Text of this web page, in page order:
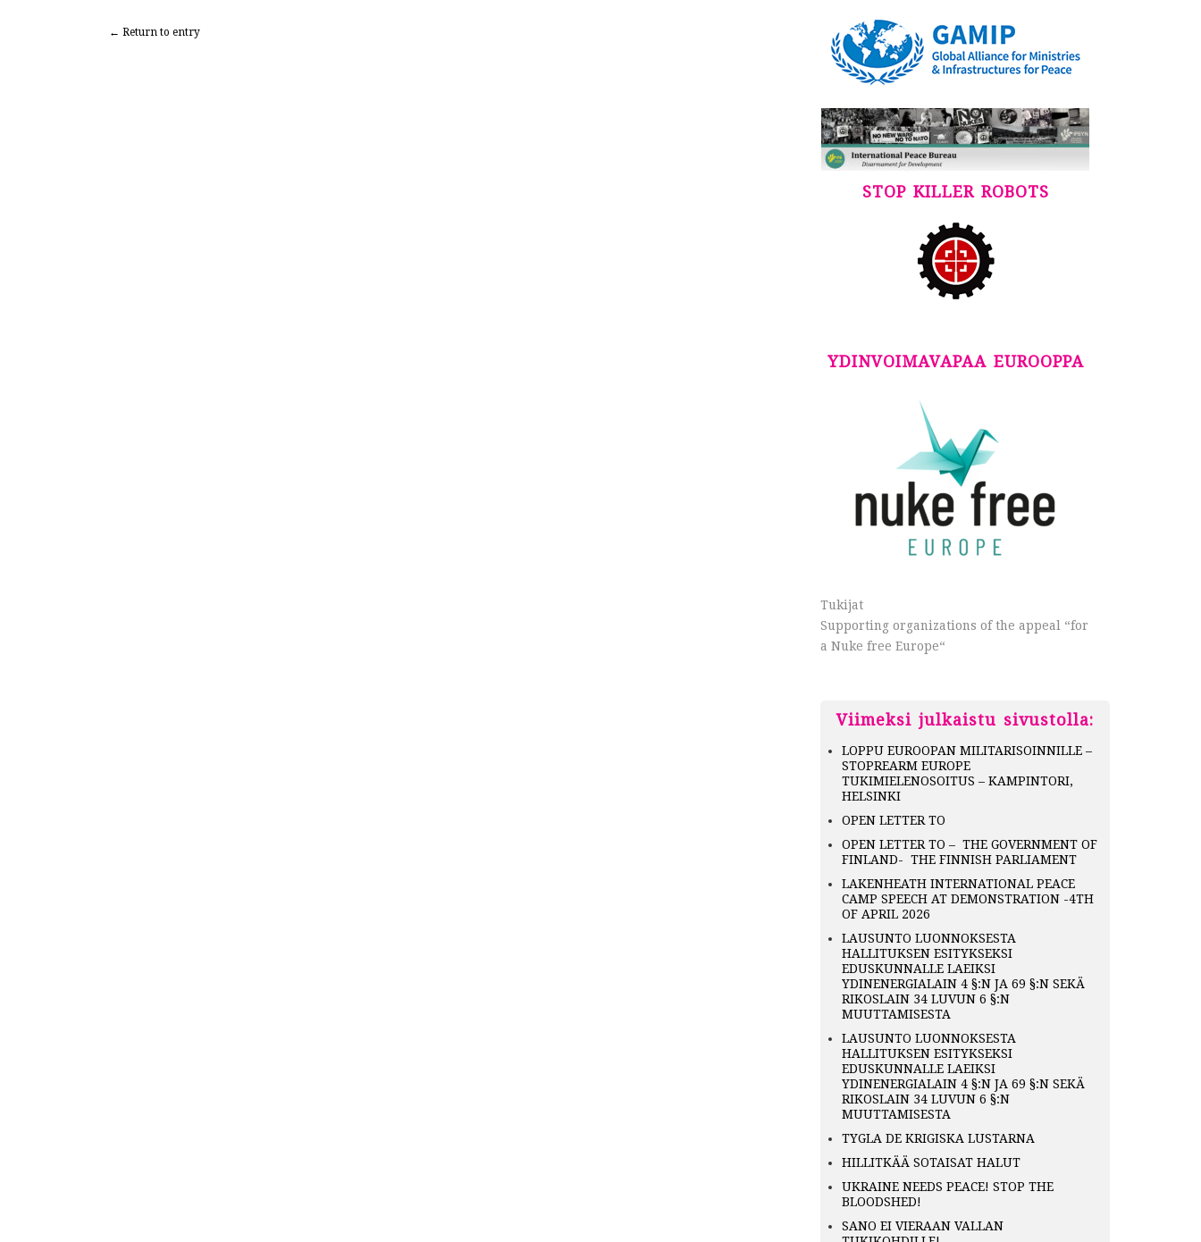
← Return to entry
STOP KILLER ROBOTS
YDINVOIMAVAPAA EUROOPPA
Tukijat
Supporting organizations of the appeal “for
a Nuke free Europe“
Viimeksi julkaistu sivustolla:
LOPPU EUROOPAN MILITARISOINNILLE –
STOPREARM EUROPE
TUKIMIELENOSOITUS – KAMPINTORI,
HELSINKI
OPEN LETTER TO
OPEN LETTER TO – THE GOVERNMENT OF
FINLAND- THE FINNISH PARLIAMENT
LAKENHEATH INTERNATIONAL PEACE
CAMP SPEECH AT DEMONSTRATION -4TH
OF APRIL 2026
LAUSUNTO LUONNOKSESTA
HALLITUKSEN ESITYKSEKSI
EDUSKUNNALLE LAEIKSI
YDINENERGIALAIN 4 §:N JA 69 §:N SEKÄ
RIKOSLAIN 34 LUVUN 6 §:N
MUUTTAMISESTA
LAUSUNTO LUONNOKSESTA
HALLITUKSEN ESITYKSEKSI
EDUSKUNNALLE LAEIKSI
YDINENERGIALAIN 4 §:N JA 69 §:N SEKÄ
RIKOSLAIN 34 LUVUN 6 §:N
MUUTTAMISESTA
TYGLA DE KRIGISKA LUSTARNA
HILLITKÄÄ SOTAISAT HALUT
UKRAINE NEEDS PEACE! STOP THE
BLOODSHED!
SANO EI VIERAAN VALLAN